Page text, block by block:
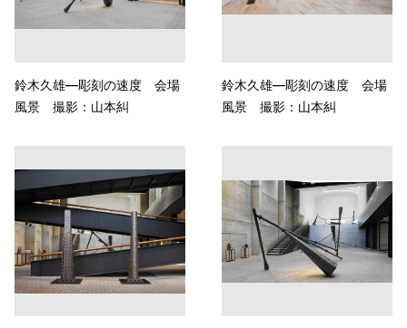
鈴木久雄—彫刻の速度 会場
風景 撮影：山本糾
鈴木久雄—彫刻の速度 会場
風景 撮影：山本糾